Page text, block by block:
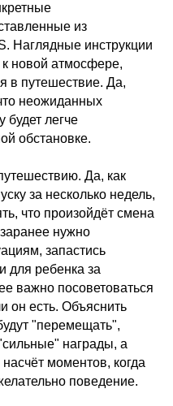
из
Наглядные инструкции
к новой атмосфере,
в путешествие. Да,
неожиданных
будет легче
обстановке.
Да, как
за несколько недель,
что произойдёт смена
нужно
запастись
для ребенка за
важно посоветоваться
он есть. Объяснить
"перемещать",
награды, а
моментов, когда
поведение.